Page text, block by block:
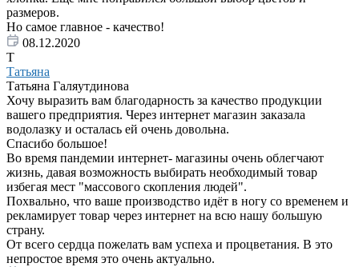
размеров.
Но самое главное - качество!
08.12.2020
Т
Татьяна
Татьяна Галяутдинова
Хочу выразить вам благодарность за качество продукции
вашего предприятия. Через интернет магазин заказала
водолазку и осталась ей очень довольна.
Спасибо большое!
Во время пандемии интернет- магазины очень облегчают
жизнь, давая возможность выбирать необходимый товар
избегая мест "массового скопления людей".
Похвально, что ваше производство идёт в ногу со временем и
рекламирует товар через интернет на всю нашу большую
страну.
От всего сердца пожелать вам успеха и процветания. В это
непростое время это очень актуально.